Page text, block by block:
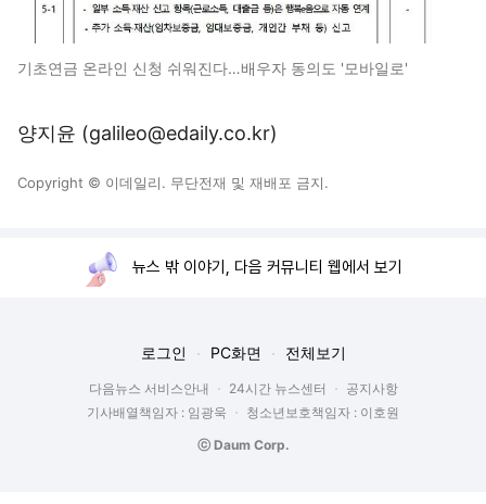
기초연금 온라인 신청 쉬워진다…배우자 동의도 '모바일로'
양지윤 (galileo@edaily.co.kr)
Copyright © 이데일리. 무단전재 및 재배포 금지.
뉴스 밖 이야기, 다음 커뮤니티 웹에서 보기
로그인 PC화면 전체보기
다음뉴스 서비스안내 24시간 뉴스센터
공지사항
기사배열책임자 : 임광욱
청소년보호책임자 : 이호원
ⓒ Daum Corp.